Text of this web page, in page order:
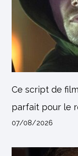
Ce script de
parfait pour le
07/08/2026